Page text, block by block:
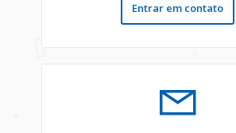
Entrar em contato